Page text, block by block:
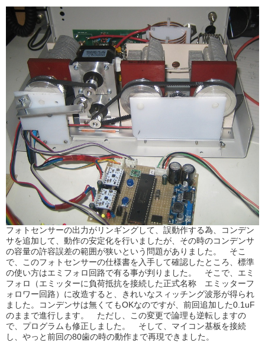
フォトセンサーの出力がリンギングして、誤動作する為、コンデン
サを追加して、動作の安定化を行いましたが、その時のコンデンサ
の容量の許容誤差の範囲が狭いという問題がありました。 そこ
で、このフォトセンサーの仕様書を入手して確認したところ、標準
の使い方はエミフォロ回路で有る事が判りました。 そこで、エミ
フォロ（エミッターに負荷抵抗を接続した正式名称 エミッターフ
ォロワー回路）に改造すると、きれいなスィッチング波形が得られ
ました。コンデンサは無くてもOKなのですが、前回追加した0.1uF
のままで進行します。 ただし、この変更で論理も逆転しますの
で、プログラムも修正しました。 そして、マイコン基板を接続
し、やっと前回の80歯の時の動作まで再現できました。